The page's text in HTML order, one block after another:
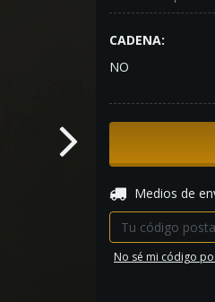
CADENA:
NO
Entregas para el
Medios de
No sé mi código